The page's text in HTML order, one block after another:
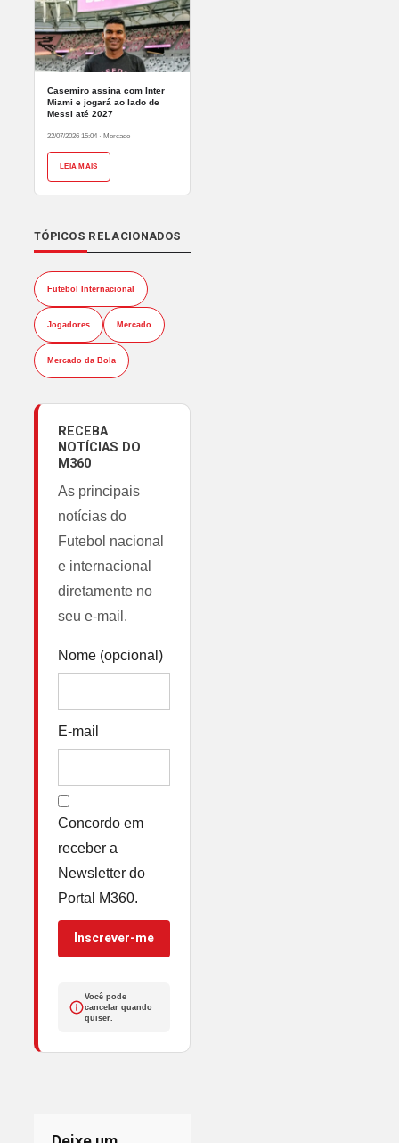
Casemiro assina com Inter
Miami e jogará ao lado de
Messi até 2027
22/07/2026 15:04 · Mercado
LEIA MAIS
TÓPICOS RELACIONADOS
Futebol Internacional
Jogadores Mercado
Mercado da Bola
RECEBA
NOTÍCIAS DO
M360
As principais
notícias do
Futebol nacional
e internacional
diretamente no
seu e-mail.
Nome (opcional)
E-mail
Concordo em
receber a
Newsletter do
Portal M360.
Inscrever-me
Você pode
cancelar quando
quiser.